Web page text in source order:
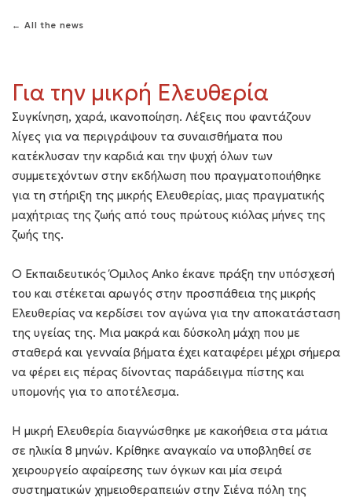
← All the news
Για την μικρή Ελευθερία
Συγκίνηση, χαρά, ικανοποίηση. Λέξεις που φαντάζουν
λίγες για να περιγράψουν τα συναισθήματα που
κατέκλυσαν την καρδιά και την ψυχή όλων των
συμμετεχόντων στην εκδήλωση που πραγματοποιήθηκε
για τη στήριξη της μικρής Ελευθερίας, μιας πραγματικής
μαχήτριας της ζωής από τους πρώτους κιόλας μήνες της
ζωής της.
Ο Εκπαιδευτικός Όμιλος Anko έκανε πράξη την υπόσχεσή
του και στέκεται αρωγός στην προσπάθεια της μικρής
Ελευθερίας να κερδίσει τον αγώνα για την αποκατάσταση
της υγείας της. Μια μακρά και δύσκολη μάχη που με
σταθερά και γενναία βήματα έχει καταφέρει μέχρι σήμερα
να φέρει εις πέρας δίνοντας παράδειγμα πίστης και
υπομονής για το αποτέλεσμα.
Η μικρή Ελευθερία διαγνώσθηκε με κακοήθεια στα μάτια
σε ηλικία 8 μηνών. Κρίθηκε αναγκαίο να υποβληθεί σε
χειρουργείο αφαίρεσης των όγκων και μία σειρά
συστηματικών χημειοθεραπειών στην Σιένα πόλη της